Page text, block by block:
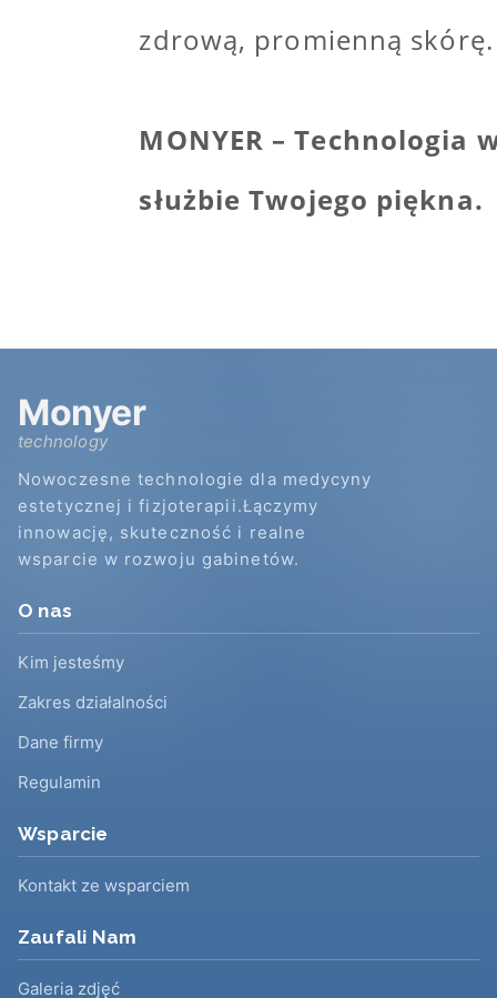
zdrową, promienną skórę.
MONYER – Technologia
służbie Twojego piękna.
Monyer
technology
Nowoczesne technologie dla medycyny
estetycznej i fizjoterapii.Łączymy
innowację, skuteczność i realne
wsparcie w rozwoju gabinetów.
O nas
Kim jesteśmy
Zakres działalności
Dane firmy
Regulamin
Wsparcie
Kontakt ze wsparciem
Zaufali Nam
Galeria zdjęć